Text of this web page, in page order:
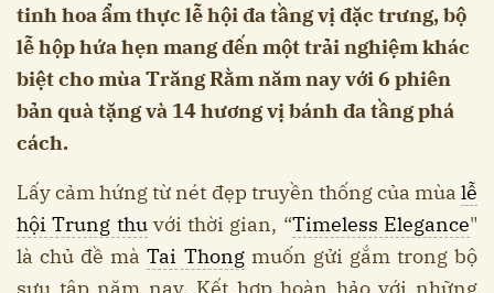
tinh hoa ẩm thực lễ hội đa tầng vị đặc trưng, bộ
lễ hộp hứa hẹn mang đến một trải nghiệm khác
biệt cho mùa Trăng Rằm năm nay với 6 phiên
bản quà tặng và 14 hương vị bánh đa tầng phá
cách.
Lấy cảm hứng từ nét đẹp truyền thống của mùa lễ
hội Trung thuvới thời gian, “Timeless Elegance"
là chủ đề màTai Thongmuốn gửi gắm trong bộ